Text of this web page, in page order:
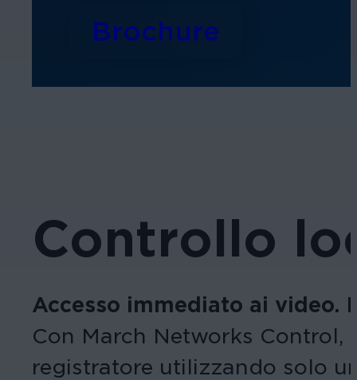
Brochure
Controllo
Accesso immediato ai video.
Con March Networks
registratore utilizzando solo